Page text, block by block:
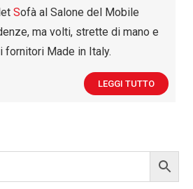
Sofà al Salone del Mobile
ma volti, strette di mano e
fornitori Made in Italy.
LEGGI TUTTO